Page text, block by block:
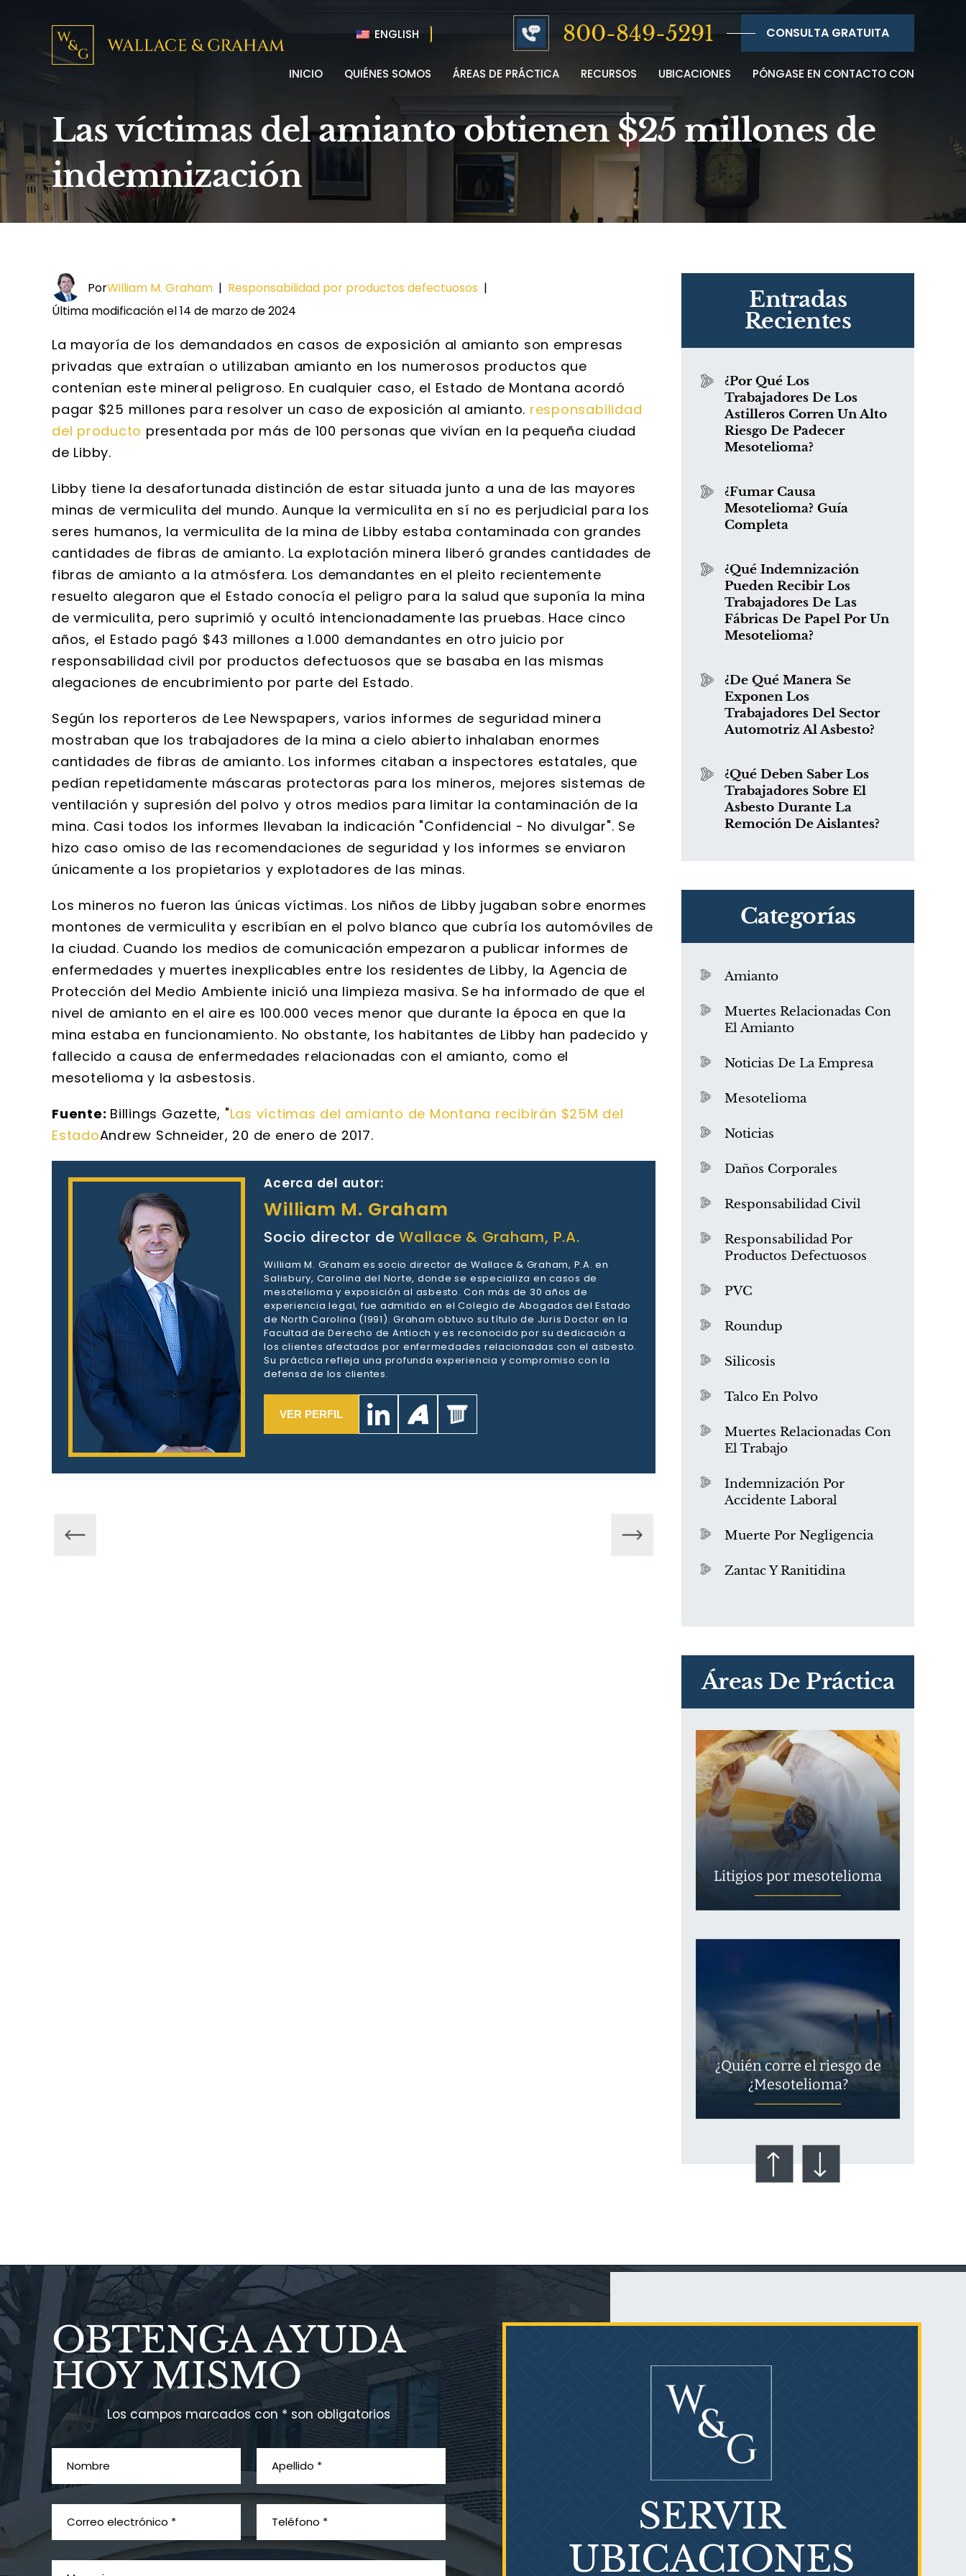
ENGLISH 800-849-5291 CONSULTA GRATUITA
INICIO QUIÉNES SOMOS ÁREAS DE PRÁCTICA RECURSOS UBICACIONES PÓNGASE EN CONTACTO CON
Las víctimas del amianto obtienen $25 millones de
indemnización
PorWilliam M. Graham | Responsabilidad por productos defectuosos |
Última modificación el 14 de marzo de 2024
La mayoría de los demandados en casos de exposición al amianto son empresas
privadas que extraían o utilizaban amianto en los numerosos productos que
contenían este mineral peligroso. En cualquier caso, el Estado de Montana acordó
pagar $25 millones para resolver un caso de exposición al amianto. responsabilidad
del producto presentada por más de 100 personas que vivían en la pequeña ciudad
de Libby.
Libby tiene la desafortunada distinción de estar situada junto a una de las mayores
minas de vermiculita del mundo. Aunque la vermiculita en sí no es perjudicial para los
seres humanos, la vermiculita de la mina de Libby estaba contaminada con grandes
cantidades de fibras de amianto. La explotación minera liberó grandes cantidades de
fibras de amianto a la atmósfera. Los demandantes en el pleito recientemente
resuelto alegaron que el Estado conocía el peligro para la salud que suponía la mina
de vermiculita, pero suprimió y ocultó intencionadamente las pruebas. Hace cinco
años, el Estado pagó $43 millones a 1.000 demandantes en otro juicio por
responsabilidad civil por productos defectuosos que se basaba en las mismas
alegaciones de encubrimiento por parte del Estado.
Según los reporteros de Lee Newspapers, varios informes de seguridad minera
mostraban que los trabajadores de la mina a cielo abierto inhalaban enormes
cantidades de fibras de amianto. Los informes citaban a inspectores estatales, que
pedían repetidamente máscaras protectoras para los mineros, mejores sistemas de
ventilación y supresión del polvo y otros medios para limitar la contaminación de la
mina. Casi todos los informes llevaban la indicación "Confidencial - No divulgar". Se
hizo caso omiso de las recomendaciones de seguridad y los informes se enviaron
únicamente a los propietarios y explotadores de las minas.
Los mineros no fueron las únicas víctimas. Los niños de Libby jugaban sobre enormes
montones de vermiculita y escribían en el polvo blanco que cubría los automóviles de
la ciudad. Cuando los medios de comunicación empezaron a publicar informes de
enfermedades y muertes inexplicables entre los residentes de Libby, la Agencia de
Protección del Medio Ambiente inició una limpieza masiva. Se ha informado de que el
nivel de amianto en el aire es 100.000 veces menor que durante la época en que la
mina estaba en funcionamiento. No obstante, los habitantes de Libby han padecido y
fallecido a causa de enfermedades relacionadas con el amianto, como el
mesotelioma y la asbestosis.
Fuente: Billings Gazette, "Las víctimas del amianto de Montana recibirán $25M del
EstadoAndrew Schneider, 20 de enero de 2017.
Acerca del autor:
William M. Graham
Socio director deWallace & Graham, P.A.
William M. Graham es socio director de Wallace & Graham, P.A. en
Salisbury, Carolina del Norte, donde se especializa en casos de
mesotelioma y exposición al asbesto. Con más de 30 años de
experiencia legal, fue admitido en el Colegio de Abogados del Estado
de North Carolina (1991). Graham obtuvo su título de Juris Doctor en la
Facultad de Derecho de Antioch y es reconocido por su dedicación a
los clientes afectados por enfermedades relacionadas con el asbesto.
Su práctica refleja una profunda experiencia y compromiso con la
defensa de los clientes.
VER PERFIL
Entradas
Recientes
¿Por Qué Los
Trabajadores De Los
Astilleros Corren Un Alto
Riesgo De Padecer
Mesotelioma?
¿Fumar Causa
Mesotelioma? Guía
Completa
¿Qué Indemnización
Pueden Recibir Los
Trabajadores De Las
Fábricas De Papel Por Un
Mesotelioma?
¿De Qué Manera Se
Exponen Los
Trabajadores Del Sector
Automotriz Al Asbesto?
¿Qué Deben Saber Los
Trabajadores Sobre El
Asbesto Durante La
Remoción De Aislantes?
Categorías
Amianto
Muertes Relacionadas Con
El Amianto
Noticias De La Empresa
Mesotelioma
Noticias
Daños Corporales
Responsabilidad Civil
Responsabilidad Por
Productos Defectuosos
PVC
Roundup
Silicosis
Talco En Polvo
Muertes Relacionadas Con
El Trabajo
Indemnización Por
Accidente Laboral
Muerte Por Negligencia
Zantac Y Ranitidina
Áreas De Práctica
¿Qué es el mesotelioma?
Litigios por mesotelioma
¿Quién corre el riesgo de
¿Mesotelioma?
Talco en polvo
¿Qué es el mesotelioma?
OBTENGA AYUDA
HOY MISMO
Los campos marcados con * son obligatorios
SERVIR
UBICACIONES